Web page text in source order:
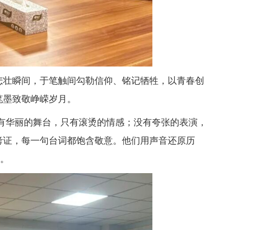
瞬间，于笔触间勾勒信仰、铭记牺牲，以青春创
致敬峥嵘岁月。
丽的舞台，只有滚烫的情感；没有夸张的表演，
，每一句台词都饱含敬意。他们用声音还原历